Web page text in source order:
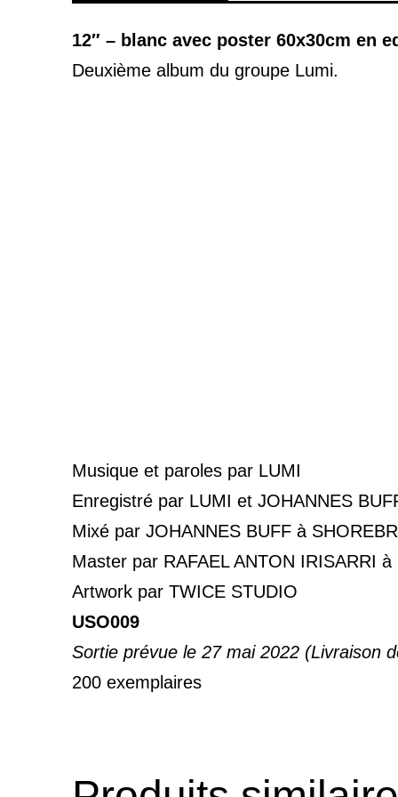
12″ – blanc avec poster 60x30cm en
Deuxième album du groupe Lumi.
Musique et paroles par LUMI
Enregistré par LUMI et JOHANNES
Mixé par JOHANNES BUFF à
Master par RAFAEL ANTON IRISARRI
Artwork par TWICE STUDIO
USO009
Sortie prévue le 27 mai 2022 (Livraison
200 exemplaires